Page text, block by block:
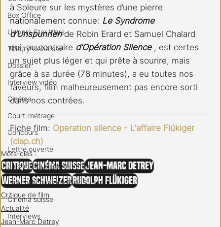
Box Office
Univers Star Wars
Thierry Uebersax
Dossier
Interview vidéo
Cinéma
Court-métrage
Concours
Lettre ouverte
La chronique Recto Verso
Les collections de Play Suisse
Cinéma suisse
Interviews
à Soleure sur les mystères d’une pierre
nationalement connue: Le Syndrome
d’Unspunnen de Robin Erard et Samuel Chalard
qui, au contraire d’Opération Silence , est certes
un sujet plus léger et qui prête à sourire, mais
grâce à sa durée (78 minutes), a eu toutes nos
faveurs, film malheureusement pas encore sorti
dans nos contrées.
Fiche film: Operation silence - L'affaire Flükiger
(clap.ch)
Mots-clés :
CritiqueCinéma SuisseJean-Marc Detrey
Werner SchweizerRudolph Flükiger
Critique de film
Actualité
Jean-Marc Detrey